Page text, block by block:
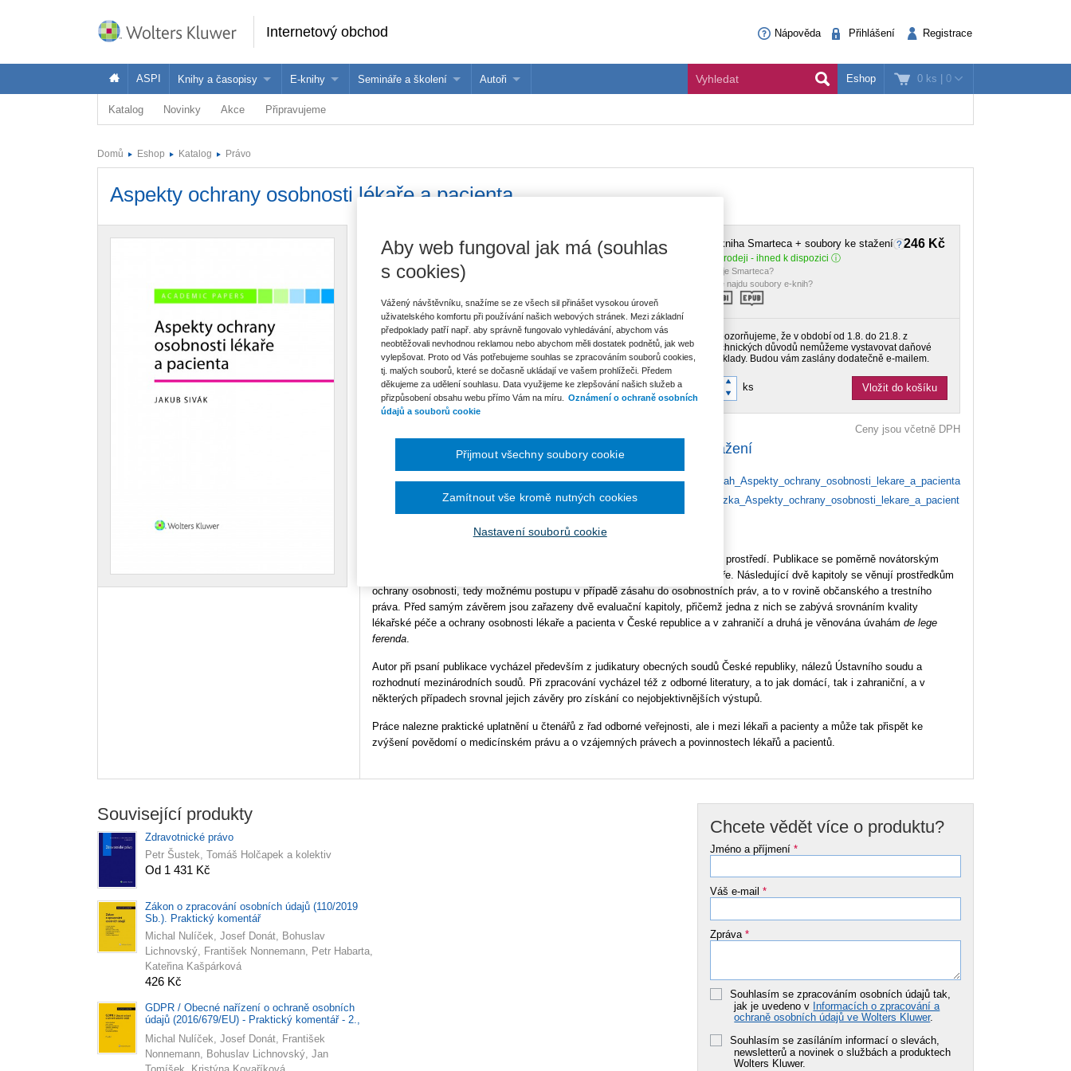
Internetový obchod Nápověda Přihlášení Registrace
0 ks | 0
ASPI Knihy a časopisy
Knihy
E-knihy
Jak na naše e-knihy?
Semináře a školení Autoři Eshop
Katalog Novinky Akce Připravujeme
Domů Eshop Katalog Právo
Aspekty ochrany osobnosti lékaře a pacienta
246 Kč
E-kniha Smarteca + soubory ke stažení
V prodeji - ihned k dispozici
Co je Smarteca?
Kde najdu soubory e-knih?
Upozorňujeme, že v období od 1.8. do 21.8. z
technických důvodů nemůžeme vystavovat daňové
doklady. Budou vám zaslány dodatečně e-mailem.
ks Vložit do košíku
Ceny jsou včetně DPH
Ke stažení
Obsah_Aspekty_ochrany_osobnosti_lekare_a_pacienta
Ukazka_Aspekty_ochrany_osobnosti_lekare_a_pacient
Vydavatel Wolters Kluwer
Autor
Typ publikace monografie
Datum vydání 12/2019
Počet stran 156
Typ produktu E-kniha
Formát Smarteca
ISBN 978-80-7598-609-2
Předkládaná publikace analyzuje práva a povinnosti lékaře a
pacienta při poskytování zdravotních služeb a popisuje specifika
právního vztahu vznikajícího mezi lékařem a pacientem
ochraně osobnosti a ochraně osobních údajů ve specifickém zdravotnickém prostředí. Publikace se poměrně novátorským
způsobem zabývá ochranou osobních údajů nejen pacienta, ale právě i lékaře. Následující dvě kapitoly se věnují prostředkům
ochrany osobnosti, tedy možnému postupu v případě zásahu do osobnostních práv, a to v rovině občanského a trestního
práva. Před samým závěrem jsou zařazeny dvě evaluační kapitoly, přičemž jedna z nich se zabývá srovnáním kvality
lékařské péče a ochrany osobnosti lékaře a pacienta v České republice a v zahraničí a druhá je věnována úvahámde lege
ferenda.
Autor při psaní publikace vycházel především z judikatury obecných soudů České republiky, nálezů Ústavního soudu a
rozhodnutí mezinárodních soudů. Při zpracování vycházel též z odborné literatury, a to jak domácí, tak i zahraniční, a v
některých případech srovnal jejich závěry pro získání co nejobjektivnějších výstupů.
Práce nalezne praktické uplatnění u čtenářů z řad odborné veřejnosti, ale i mezi lékaři a pacienty a může tak přispět ke
zvýšení povědomí o medicínském právu a o vzájemných právech a povinnostech lékařů a pacientů.
Související produkty
Zdravotnické právo
Petr Šustek, Tomáš Holčapek a kolektiv
Od 1 431 Kč
Zákon o zpracování osobních údajů (110/2019
Sb.). Praktický komentář
Michal Nulíček, Josef Donát, Bohuslav
Lichnovský, František Nonnemann, Petr Habarta,
Kateřina Kašpárková
426 Kč
GDPR / Obecné nařízení o ochraně osobních
údajů (2016/679/EU) - Praktický komentář - 2.,
aktualizované vydání
Michal Nulíček, Josef Donát, František
Nonnemann, Bohuslav Lichnovský, Jan
Chcete vědět více o produktu?
Jméno a příjmení*
Váš e-mail*
Zpráva*
Souhlasím se zpracováním osobních údajů tak,
jak je uvedeno v Informacích o zpracování a
ochraně osobních údajů ve Wolters Kluwer.
Souhlasím se zasíláním informací o slevách,
newsletterů a novinek o službách a produktech
Wolters Kluwer.
Aby web fungoval jak má (souhlas
s cookies)
Vážený návštěvníku, snažíme se ze všech sil přinášet vysokou úroveň
uživatelského komfortu při používání našich webových stránek. Mezi základní
předpoklady patří např. aby správně fungovalo vyhledávání, abychom vás
neobtěžovali nevhodnou reklamou nebo abychom měli dostatek podnětů, jak web
vylepšovat. Proto od Vás potřebujeme souhlas se zpracováním souborů cookies,
tj. malých souborů, které se dočasně ukládají ve vašem prohlížeči. Předem
děkujeme za udělení souhlasu. Data využijeme ke zlepšování našich služeb a
přizpůsobení obsahu webu přímo Vám na míru.
Oznámení o ochraně osobních
údajů a souborů cookie
Nastavení souborů cookie
Zamítnout vše kromě nutných cookies
Přijmout všechny soubory cookie